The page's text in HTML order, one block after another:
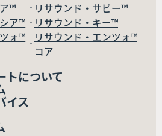
™
リサウンド・サビー™
ア™
リサウンド・キー™
ォ™
リサウンド・エンツォ™
コア
トについて
イス